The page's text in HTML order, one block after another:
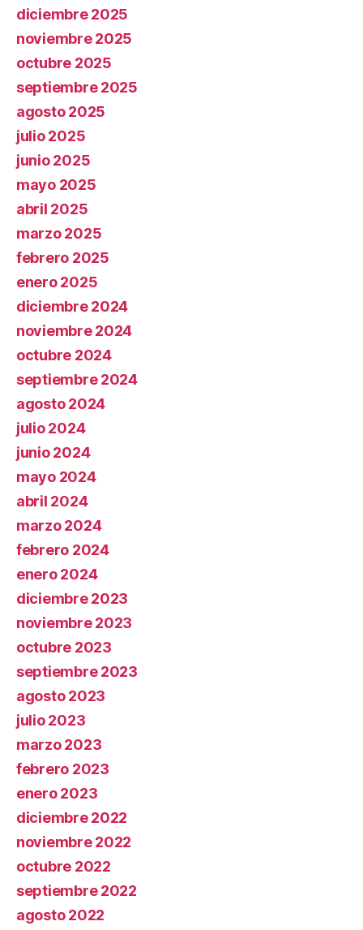
diciembre 2025
noviembre 2025
octubre 2025
septiembre 2025
agosto 2025
julio 2025
junio 2025
mayo 2025
abril 2025
marzo 2025
febrero 2025
enero 2025
diciembre 2024
noviembre 2024
octubre 2024
septiembre 2024
agosto 2024
julio 2024
junio 2024
mayo 2024
abril 2024
marzo 2024
febrero 2024
enero 2024
diciembre 2023
noviembre 2023
octubre 2023
septiembre 2023
agosto 2023
julio 2023
marzo 2023
febrero 2023
enero 2023
diciembre 2022
noviembre 2022
octubre 2022
septiembre 2022
agosto 2022